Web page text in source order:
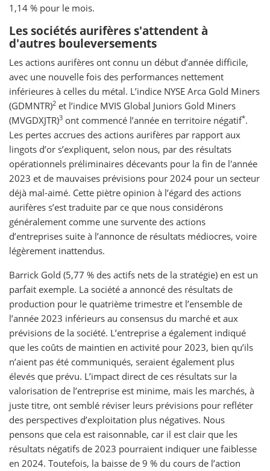
1,14 % pour le mois.
Les sociétés aurifères s'attendent à
d'autres bouleversements
Les actions aurifères ont connu un début d’année difficile,
avec une nouvelle fois des performances nettement
inférieures à celles du métal. L’indice NYSE Arca Gold Miners
(GDMNTR)2 et l’indice MVIS Global Juniors Gold Miners
(MVGDXJTR)3 ont commencé l’année en territoire négatif*.
Les pertes accrues des actions aurifères par rapport aux
lingots d’or s’expliquent, selon nous, par des résultats
opérationnels préliminaires décevants pour la fin de l'année
2023 et de mauvaises prévisions pour 2024 pour un secteur
déjà mal-aimé. Cette piètre opinion à l’égard des actions
aurifères s’est traduite par ce que nous considérons
généralement comme une survente des actions
d’entreprises suite à l’annonce de résultats médiocres, voire
légèrement inattendus.
Barrick Gold (5,77 % des actifs nets de la stratégie) en est un
parfait exemple. La société a annoncé des résultats de
production pour le quatrième trimestre et l’ensemble de
l’année 2023 inférieurs au consensus du marché et aux
prévisions de la société. L’entreprise a également indiqué
que les coûts de maintien en activité pour 2023, bien qu’ils
n’aient pas été communiqués, seraient également plus
élevés que prévu. L’impact direct de ces résultats sur la
valorisation de l’entreprise est minime, mais les marchés, à
juste titre, ont semblé réviser leurs prévisions pour refléter
des perspectives d’exploitation plus négatives. Nous
pensons que cela est raisonnable, car il est clair que les
résultats négatifs de 2023 pourraient indiquer une faiblesse
en 2024. Toutefois, la baisse de 9 % du cours de l’action